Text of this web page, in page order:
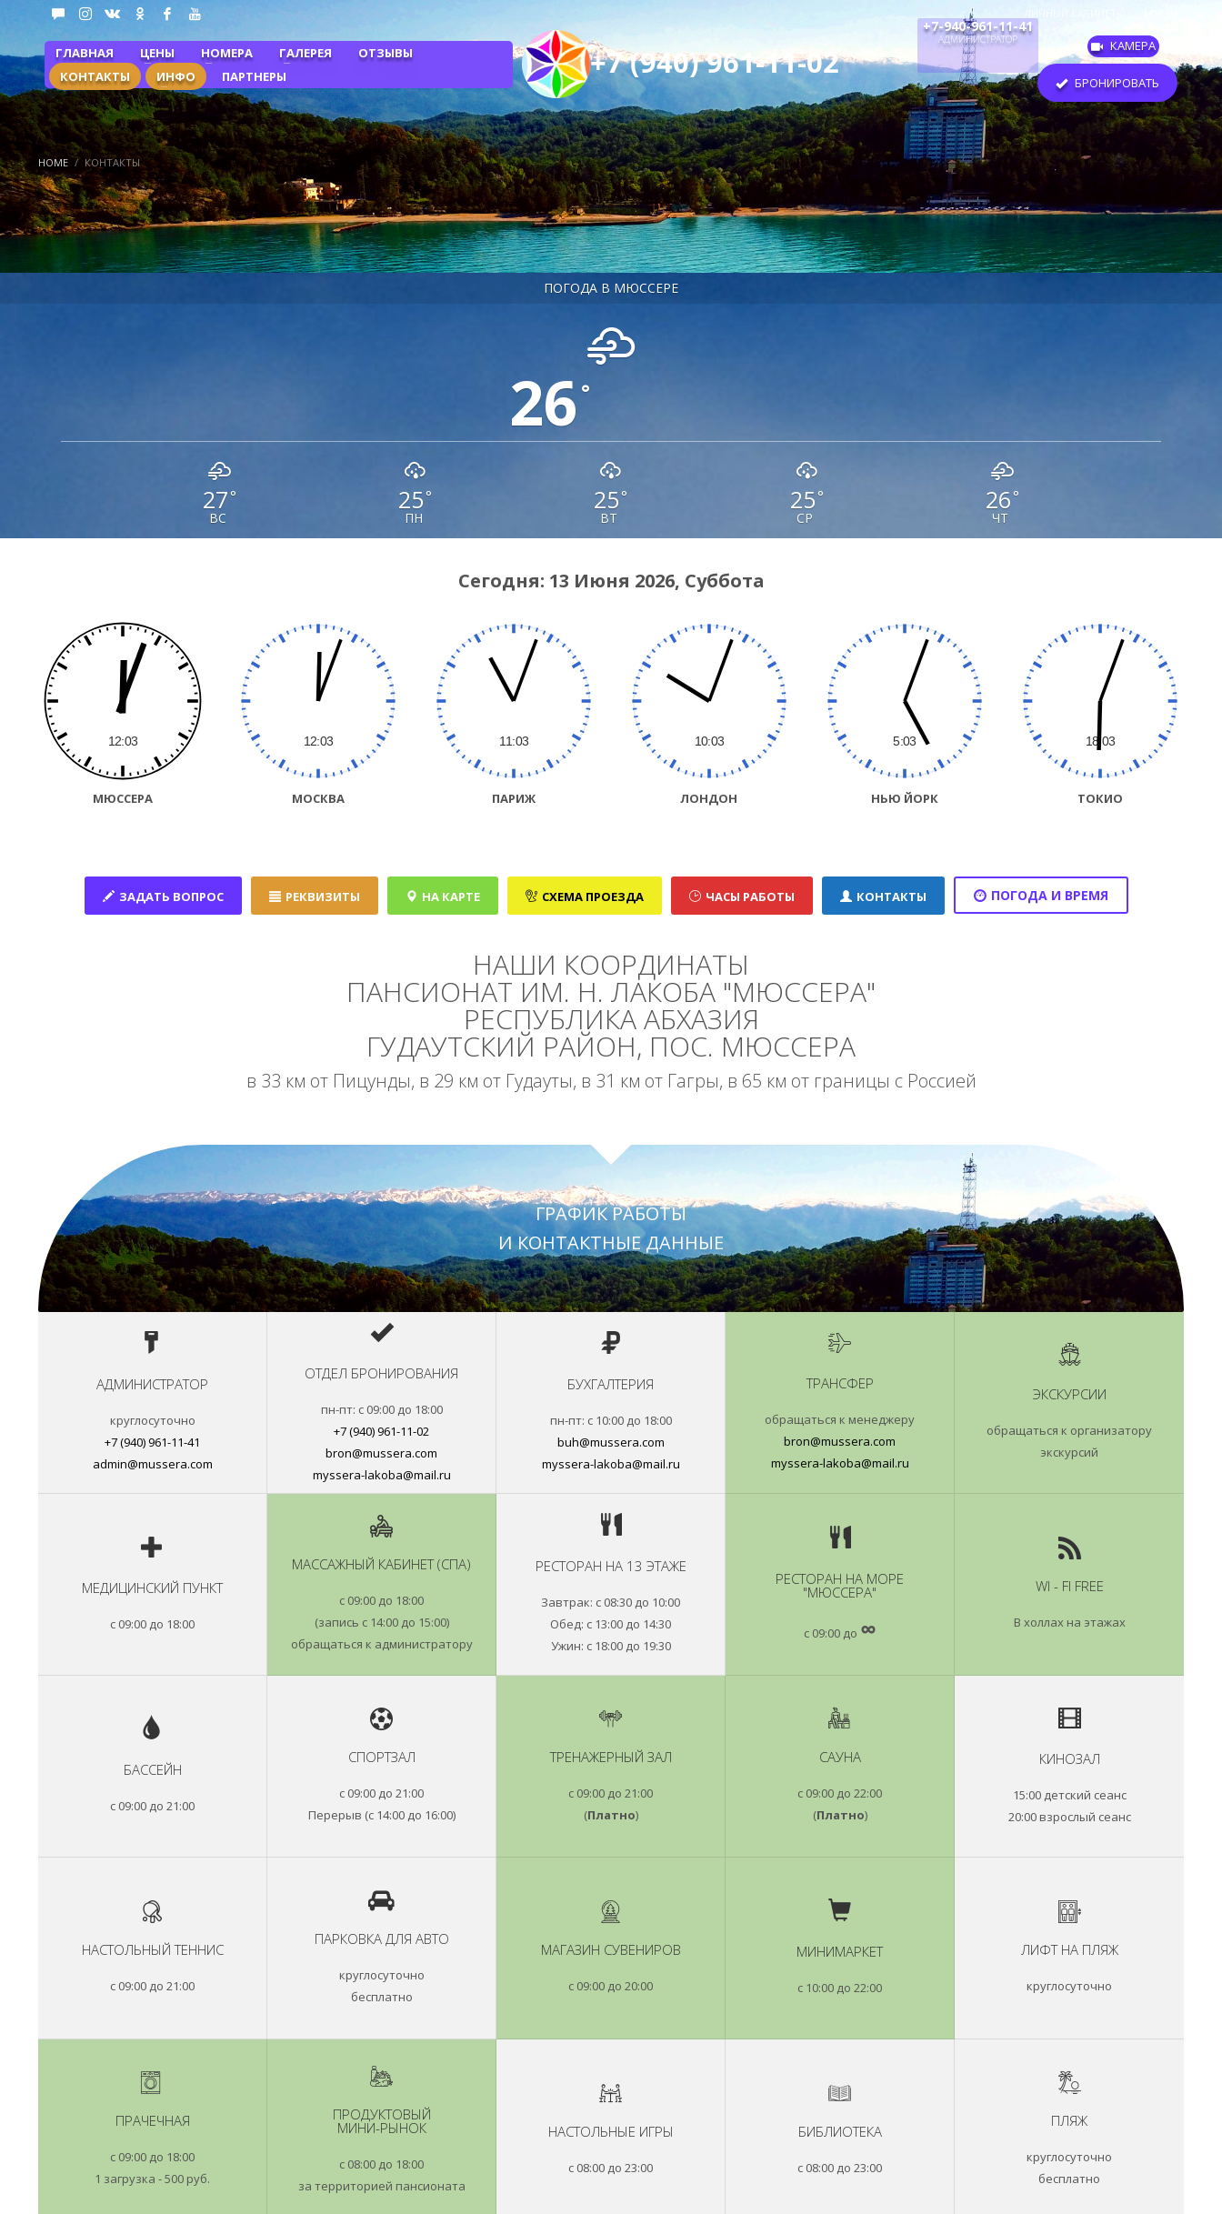
ГЛАВНАЯ ЦЕНЫ НОМЕРА ГАЛЕРЕЯ
ОТЗЫВЫ
КОНТАКТЫ
ИНФО ПАРТНЕРЫ
+7-940-961-11-41
АДМИНИСТРАТОР КАМЕРА
БРОНИРОВАТЬ
HOME КОНТАКТЫ
ПОГОДА В МЮССЕРЕ
26 °
27°
ВС
25°
ПН
25°
ВТ
25°
СР
26°
ЧТ
Сегодня: 13 Июня 2026, Суббота
МЮССЕРА МОСКВА ПАРИЖ ЛОНДОН НЬЮ ЙОРК ТОКИО
ЗАДАТЬ ВОПРОС РЕКВИЗИТЫ НА КАРТЕ СХЕМА ПРОЕЗДА ЧАСЫ РАБОТЫ КОНТАКТЫ ПОГОДА И ВРЕМЯ
НАШИ КООРДИНАТЫ
ПАНСИОНАТ ИМ. Н. ЛАКОБА "МЮССЕРА"
РЕСПУБЛИКА АБХАЗИЯ
ГУДАУТСКИЙ РАЙОН, ПОС. МЮССЕРА
в 33 км от Пицунды, в 29 км от Гудауты, в 31 км от Гагры, в 65 км от границы с Россией
ГРАФИК РАБОТЫ
И КОНТАКТНЫЕ ДАННЫЕ
АДМИНИСТРАТОР
круглосуточно
+7 (940) 961-11-41
admin@mussera.com
ОТДЕЛ БРОНИРОВАНИЯ
пн-пт: с 09:00 до 18:00
+7 (940) 961-11-02
bron@mussera.com
myssera-lakoba@mail.ru
БУХГАЛТЕРИЯ
пн-пт: с 10:00 до 18:00
buh@mussera.com
myssera-lakoba@mail.ru
ТРАНСФЕР
обращаться к менеджеру
bron@mussera.com
myssera-lakoba@mail.ru
ЭКСКУРСИИ
обращаться к организатору
экскурсий
МЕДИЦИНСКИЙ ПУНКТ
с 09:00 до 18:00
МАССАЖНЫЙ КАБИНЕТ (СПА)
с 09:00 до 18:00
(запись с 14:00 до 15:00)
обращаться к администратору
РЕСТОРАН НА 13 ЭТАЖЕ
Завтрак: с 08:30 до 10:00
Обед: с 13:00 до 14:30
Ужин: с 18:00 до 19:30
РЕСТОРАН НА МОРЕ
"МЮССЕРА"
с 09:00 до ∞
WI - FI FREE
В холлах на этажах
БАССЕЙН
с 09:00 до 21:00
СПОРТЗАЛ
с 09:00 до 21:00
Перерыв (с 14:00 до 16:00)
ТРЕНАЖЕРНЫЙ ЗАЛ
с 09:00 до 21:00
(Платно)
САУНА
с 09:00 до 22:00
(Платно)
КИНОЗАЛ
15:00 детский сеанс
20:00 взрослый сеанс
НАСТОЛЬНЫЙ ТЕННИС
с 09:00 до 21:00
ПАРКОВКА ДЛЯ АВТО
круглосуточно
бесплатно
МАГАЗИН СУВЕНИРОВ
с 09:00 до 20:00
МИНИМАРКЕТ
с 10:00 до 22:00
ЛИФТ НА ПЛЯЖ
круглосуточно
ПРАЧЕЧНАЯ
с 09:00 до 18:00
1 загрузка - 500 руб.
ПРОДУКТОВЫЙ
МИНИ-РЫНОК
с 08:00 до 18:00
за территорией пансионата
НАСТОЛЬНЫЕ ИГРЫ
с 08:00 до 23:00
БИБЛИОТЕКА
с 08:00 до 23:00
ПЛЯЖ
круглосуточно
бесплатно